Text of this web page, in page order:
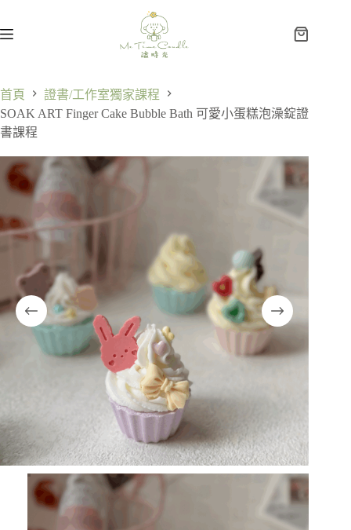
首頁
證書/工作室獨家課程
SOAK ART Finger Cake Bubble Bath 可愛小蛋糕泡澡錠證
書課程